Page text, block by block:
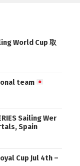
World Cup 取
team
Sailing Wer
Spain
Cup Jul 4th –